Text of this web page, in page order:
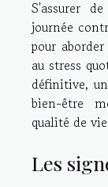
S'assurer
journée
pour
au stress
définitive,
bien-être
qualité de
Les